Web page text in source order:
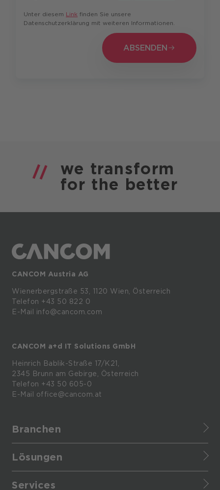
Unter diesem Link finden Sie unsere
Datenschutzerklärung mit weiteren Informationen.
ABSENDEN
ABSENDEN
we transform
for the better
CANCOM Austria AG
Wienerbergstraße 53, 1120 Wien, Österreich
Telefon +43 50 822 0
E-Mail info@cancom.com
CANCOM a+d IT Solutions GmbH
Heinrich Bablik-Straße 17/K21,
2345 Brunn am Gebirge, Österreich
Telefon +43 50 605-0
E-Mail office@cancom.at
Branchen
Healthcare
Lösungen
Services